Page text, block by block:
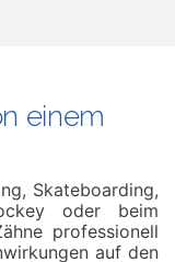
einem
Skateboarding,
oder beim
professionell
auf den